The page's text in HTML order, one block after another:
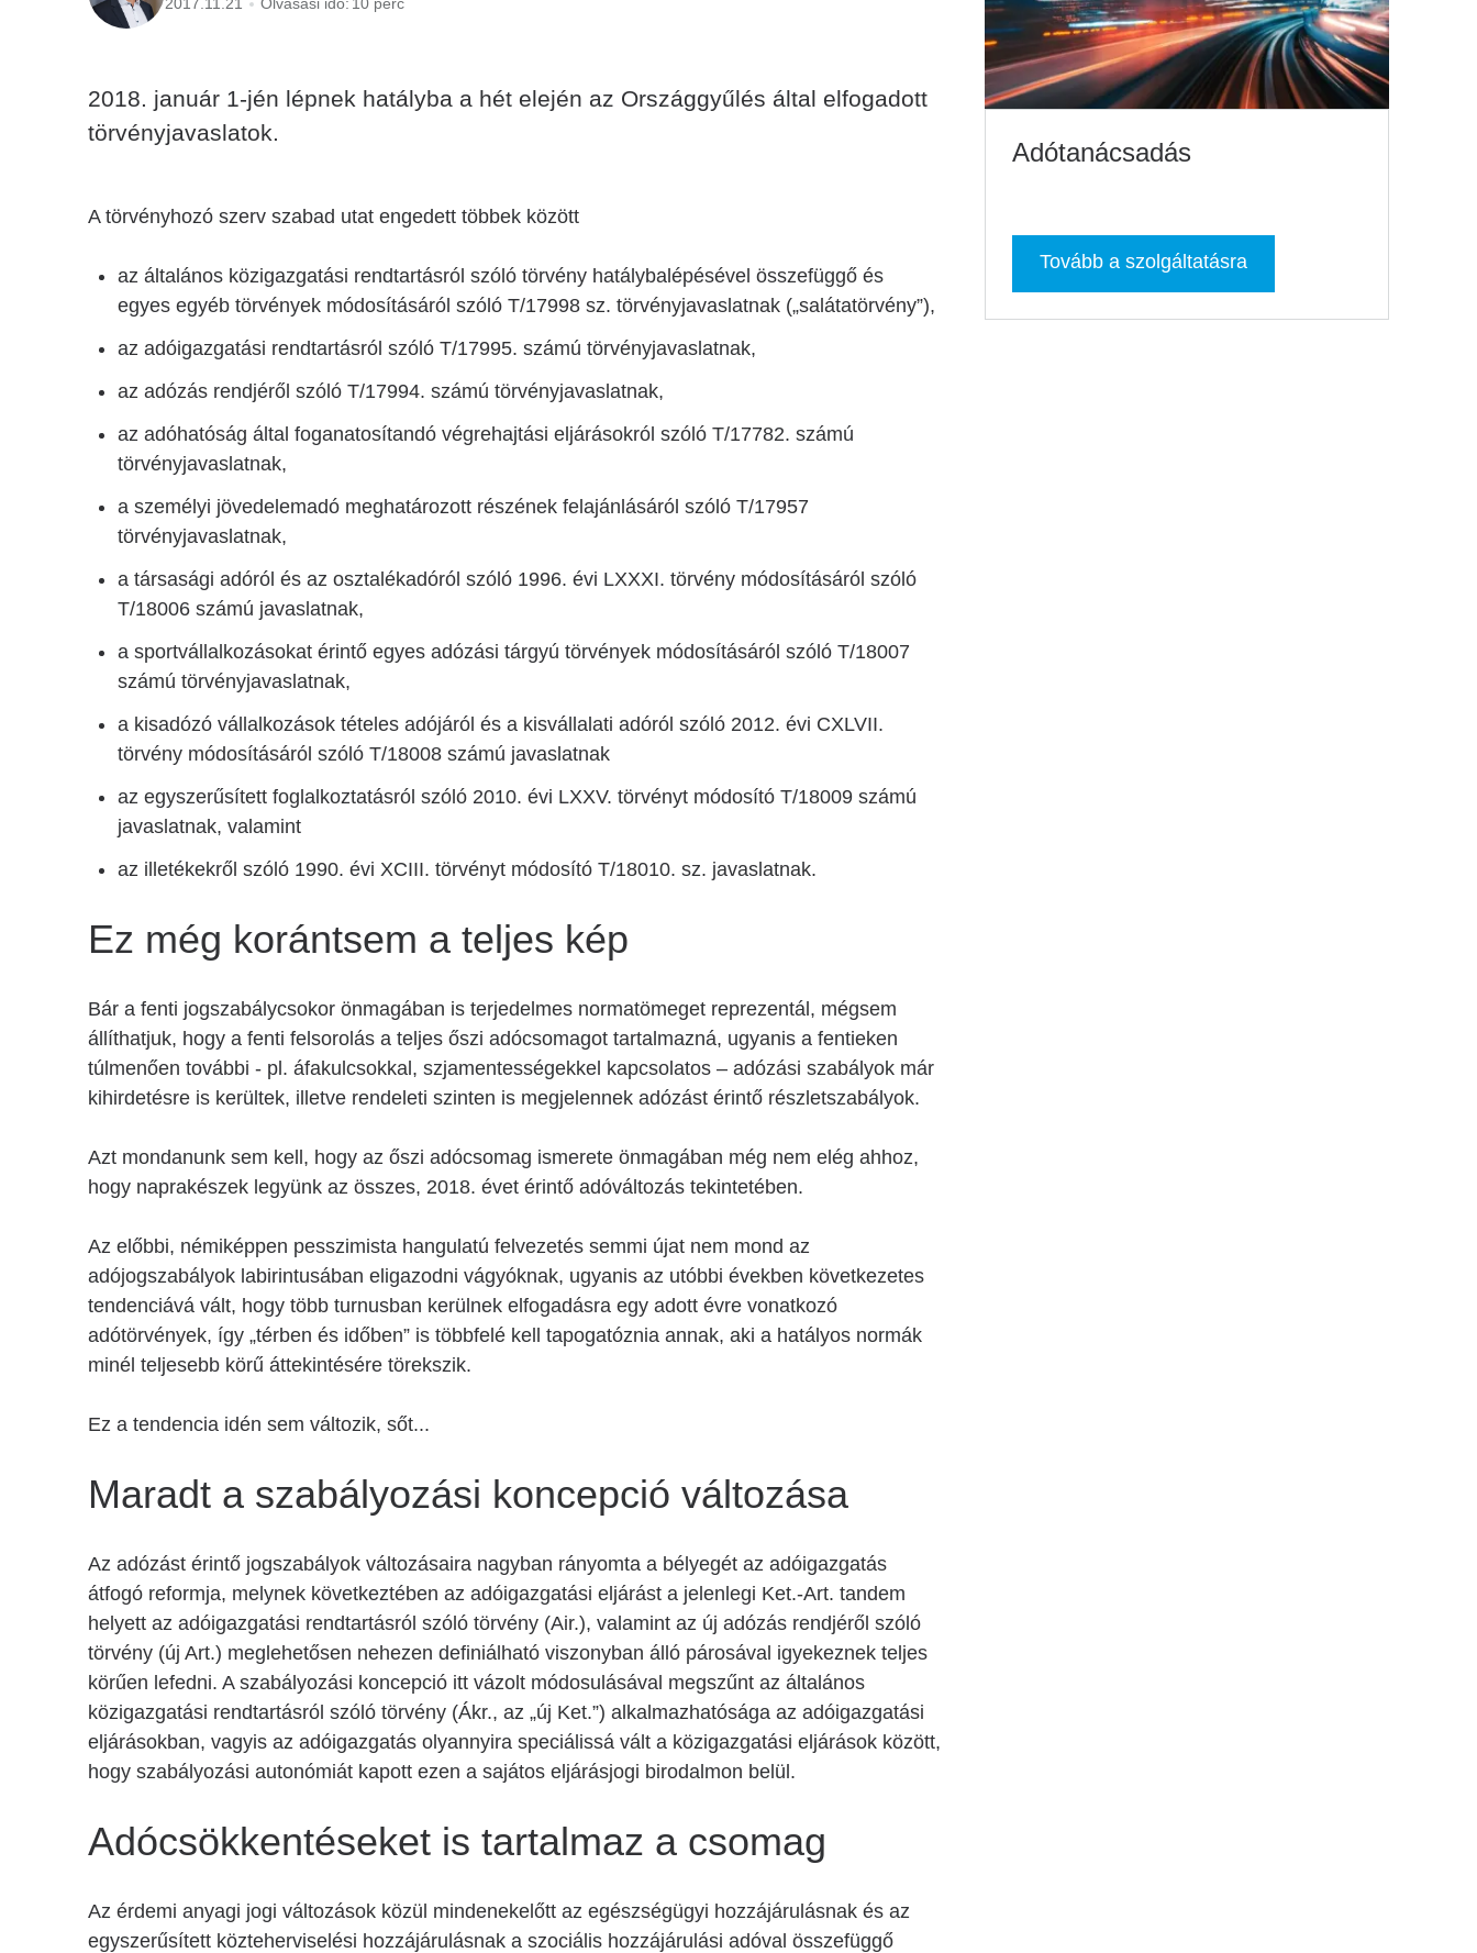
2018. január 1-jén lépnek hatályba a hét elején az Országgyűlés által elfogadott
törvényjavaslatok.
A törvényhozó szerv szabad utat engedett többek között
az általános közigazgatási rendtartásról szóló törvény hatálybalépésével összefüggő és
egyes egyéb törvények módosításáról szóló T/17998 sz. törvényjavaslatnak („salátatörvény”),
az adóigazgatási rendtartásról szóló T/17995. számú törvényjavaslatnak,
az adózás rendjéről szóló T/17994. számú törvényjavaslatnak,
az adóhatóság által foganatosítandó végrehajtási eljárásokról szóló T/17782. számú
törvényjavaslatnak,
a személyi jövedelemadó meghatározott részének felajánlásáról szóló T/17957
törvényjavaslatnak,
a társasági adóról és az osztalékadóról szóló 1996. évi LXXXI. törvény módosításáról szóló
T/18006 számú javaslatnak,
a sportvállalkozásokat érintő egyes adózási tárgyú törvények módosításáról szóló T/18007
számú törvényjavaslatnak,
a kisadózó vállalkozások tételes adójáról és a kisvállalati adóról szóló 2012. évi CXLVII.
törvény módosításáról szóló T/18008 számú javaslatnak
az egyszerűsített foglalkoztatásról szóló 2010. évi LXXV. törvényt módosító T/18009 számú
javaslatnak, valamint
az illetékekről szóló 1990. évi XCIII. törvényt módosító T/18010. sz. javaslatnak.
Ez még korántsem a teljes kép
Bár a fenti jogszabálycsokor önmagában is terjedelmes normatömeget reprezentál, mégsem
állíthatjuk, hogy a fenti felsorolás a teljes őszi adócsomagot tartalmazná, ugyanis a fentieken
túlmenően további - pl. áfakulcsokkal, szjamentességekkel kapcsolatos – adózási szabályok már
kihirdetésre is kerültek, illetve rendeleti szinten is megjelennek adózást érintő részletszabályok.
Azt mondanunk sem kell, hogy az őszi adócsomag ismerete önmagában még nem elég ahhoz,
hogy naprakészek legyünk az összes, 2018. évet érintő adóváltozás tekintetében.
Az előbbi, némiképpen pesszimista hangulatú felvezetés semmi újat nem mond az
adójogszabályok labirintusában eligazodni vágyóknak, ugyanis az utóbbi években következetes
tendenciává vált, hogy több turnusban kerülnek elfogadásra egy adott évre vonatkozó
adótörvények, így „térben és időben” is többfelé kell tapogatóznia annak, aki a hatályos normák
minél teljesebb körű áttekintésére törekszik.
Ez a tendencia idén sem változik, sőt...
Maradt a szabályozási koncepció változása
Az adózást érintő jogszabályok változásaira nagyban rányomta a bélyegét az adóigazgatás
átfogó reformja, melynek következtében az adóigazgatási eljárást a jelenlegi Ket.-Art. tandem
helyett az adóigazgatási rendtartásról szóló törvény (Air.), valamint az új adózás rendjéről szóló
törvény (új Art.) meglehetősen nehezen definiálható viszonyban álló párosával igyekeznek teljes
körűen lefedni. A szabályozási koncepció itt vázolt módosulásával megszűnt az általános
közigazgatási rendtartásról szóló törvény (Ákr., az „új Ket.”) alkalmazhatósága az adóigazgatási
eljárásokban, vagyis az adóigazgatás olyannyira speciálissá vált a közigazgatási eljárások között,
hogy szabályozási autonómiát kapott ezen a sajátos eljárásjogi birodalmon belül.
Adócsökkentéseket is tartalmaz a csomag
Az érdemi anyagi jogi változások közül mindenekelőtt az egészségügyi hozzájárulásnak és az
egyszerűsített közteherviselési hozzájárulásnak a szociális hozzájárulási adóval összefüggő
Adótanácsadás
Tovább a szolgáltatásra